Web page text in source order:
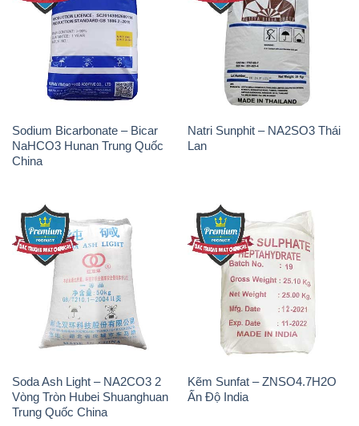
Sodium Bicarbonate – Bicar
NaHCO3 Hunan Trung Quốc
China
Natri Sunphit – NA2SO3 Thái
Lan
Soda Ash Light – NA2CO3 2
Vòng Tròn Hubei Shuanghuan
Trung Quốc China
Kẽm Sunfat – ZNSO4.7H2O
Ấn Độ India